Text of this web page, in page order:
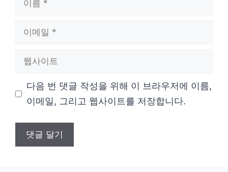
다음 번 댓글 작성을 위해 이 브라우저에 이름,
이메일, 그리고 웹사이트를 저장합니다.